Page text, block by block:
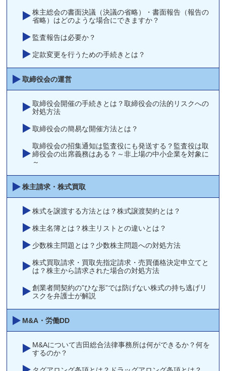
株主総会の書面決議（決議の省略）・書面報告（報告の
省略）はどのような場合にできますか？
監査報告は必要か？
定款変更を行うための手続きとは？
取締役会の運営
取締役会開催の手続きとは？取締役会の法的リスクへの
対処方法
取締役会の簡易な開催方法とは？
取締役会の招集通知は監査役にも発送する？監査役は取
締役会の出席義務はある？～非上場の中小企業を対象に
～
株主請求・株式買取
株式を譲渡する方法とは？株式譲渡契約とは？
株主名簿とは？株主リストとの違いとは？
少数株主問題とは？少数株主問題への対処方法
株式買取請求・買取先指定請求・売買価格決定申立てと
は？株主から請求された場合の対処方法
創業者間契約の”ひな形”では防げない株式の持ち逃げリ
スクを弁護士が解説
M&A・労働DD
M&Aについて吉田総合法律事務所は何ができるか？何を
するのか？